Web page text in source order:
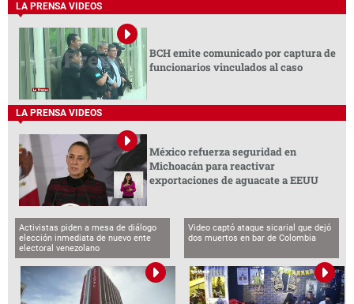
LA PRENSA VIDEOS
BCH emite comunicado por captura de
funcionarios vinculados al caso
LA PRENSA VIDEOS
México refuerza seguridad en
Michoacán para reactivar
exportaciones de aguacate a EEUU
Activistas piden a mesa de diálogo
elección inmediata de nuevo ente
electoral venezolano
Video captó ataque sicarial que dejó
dos muertos en bar de Colombia